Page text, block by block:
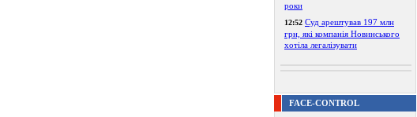
роки
12:52 Суд арештував 197 млн
грн, які компанія Новинського
хотіла легалізувати
FACE-CONTROL